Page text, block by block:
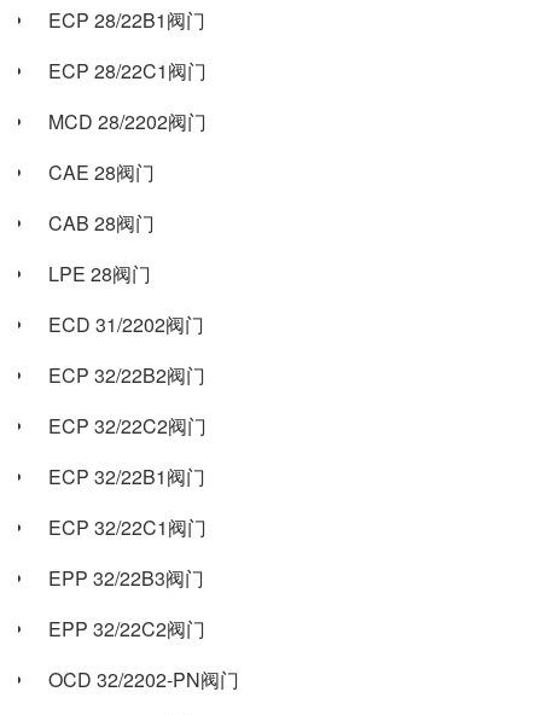
ECP 28/22B1阀门
ECP 28/22C1阀门
MCD 28/2202阀门
CAE 28阀门
CAB 28阀门
LPE 28阀门
ECD 31/2202阀门
ECP 32/22B2阀门
ECP 32/22C2阀门
ECP 32/22B1阀门
ECP 32/22C1阀门
EPP 32/22B3阀门
EPP 32/22C2阀门
OCD 32/2202-PN阀门